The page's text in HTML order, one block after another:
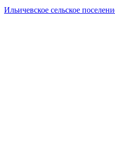
Ильичевское сельское